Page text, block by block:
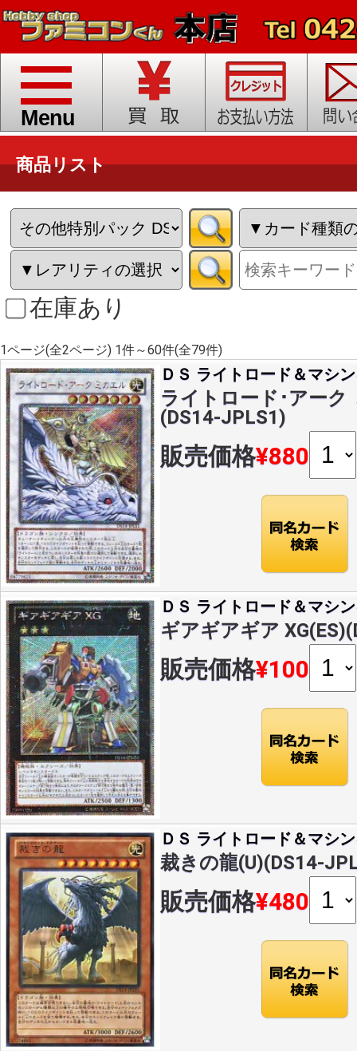
toggle
navigation
Menu
商品リスト
在庫あり
1ページ(全2ページ) 1件～60件(全79件)
ＤＳ ライトロード＆マシ
ライトロード･アーク
(DS14-JPLS1)
販売価格¥880
ＤＳ ライトロード＆マシ
ギアギアギア
販売価格¥100
ＤＳ ライトロード＆マシ
裁きの龍(U)(DS14-
販売価格¥480